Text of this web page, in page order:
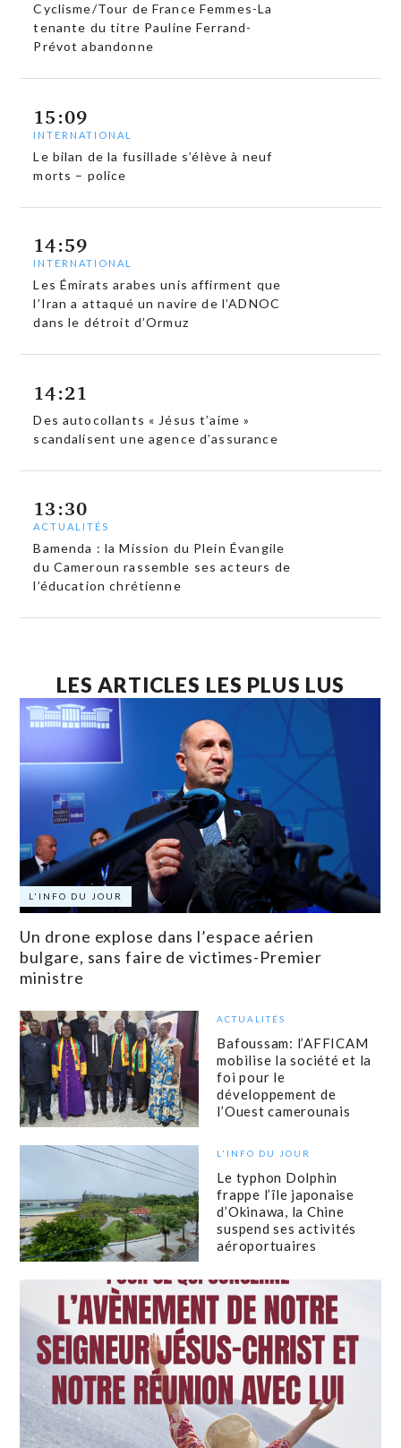
Cyclisme/Tour de France Femmes-La
tenante du titre Pauline Ferrand-
Prévot abandonne
15:09
INTERNATIONAL
Le bilan de la fusillade s’élève à neuf
morts – police
14:59
INTERNATIONAL
Les Émirats arabes unis affirment que
l’Iran a attaqué un navire de l’ADNOC
dans le détroit d’Ormuz
14:21
Des autocollants « Jésus t’aime »
scandalisent une agence d’assurance
13:30
ACTUALITÉS
Bamenda : la Mission du Plein Évangile
du Cameroun rassemble ses acteurs de
l’éducation chrétienne
LES ARTICLES LES PLUS LUS
L'INFO DU JOUR
Un drone explose dans l’espace aérien
bulgare, sans faire de victimes-Premier
ministre
ACTUALITÉS
Bafoussam: l’AFFICAM
mobilise la société et la
foi pour le
développement de
l’Ouest camerounais
L'INFO DU JOUR
Le typhon Dolphin
frappe l’île japonaise
d’Okinawa, la Chine
suspend ses activités
aéroportuaires